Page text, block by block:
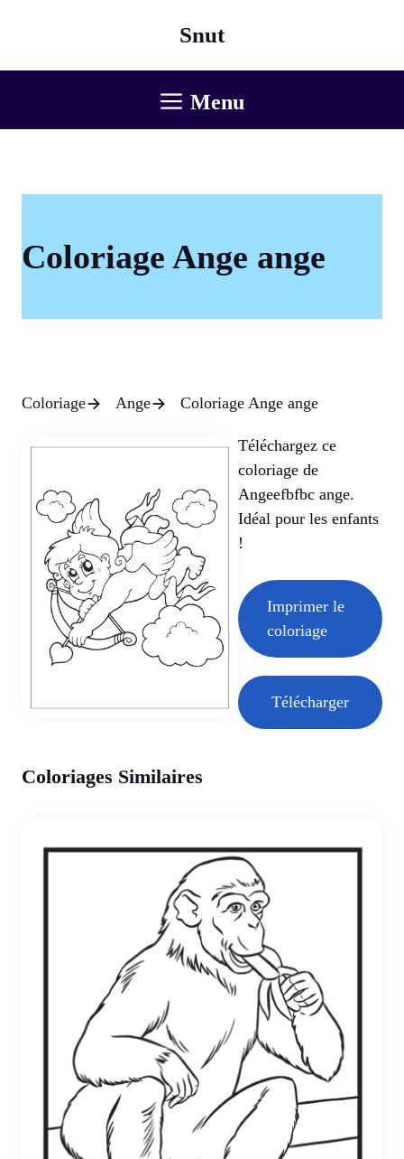
Snut
Menu
Coloriage Ange ange
Coloriage Ange Coloriage Ange ange
Téléchargez ce
coloriage de
Angeefbfbc ange.
Idéal pour les enfants
!
Imprimer le
coloriage
Télécharger
Coloriages Similaires